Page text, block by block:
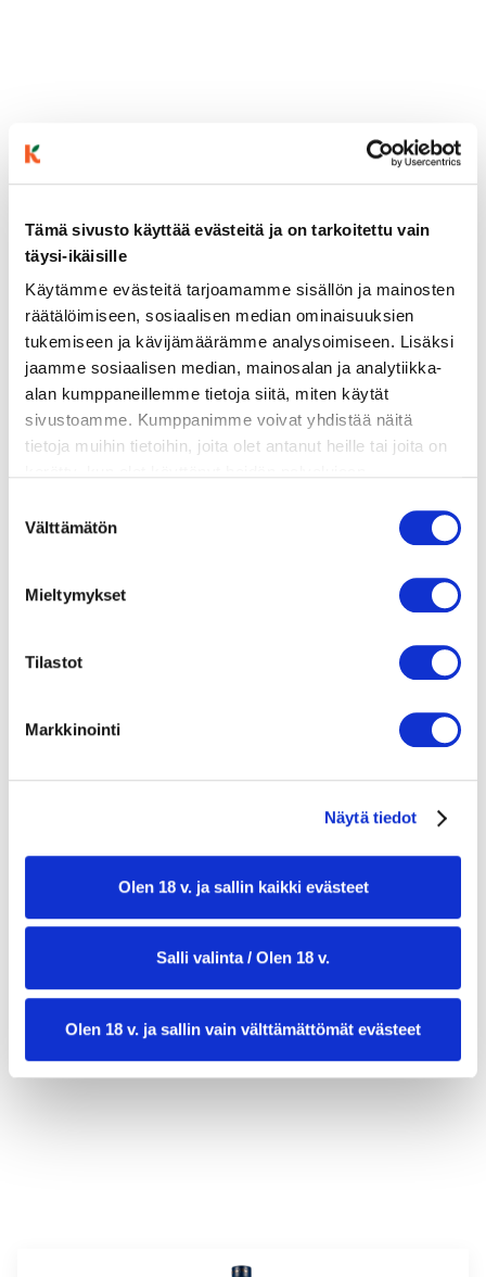
Tämä sivusto käyttää evästeitä ja on tarkoitettu vain
täysi-ikäisille
Käytämme evästeitä tarjoamamme sisällön ja mainosten
räätälöimiseen, sosiaalisen median ominaisuuksien
tukemiseen ja kävijämäärämme analysoimiseen. Lisäksi
jaamme sosiaalisen median, mainosalan ja analytiikka-
alan kumppaneillemme tietoja siitä, miten käytät
sivustoamme. Kumppanimme voivat yhdistää näitä
tietoja muihin tietoihin, joita olet antanut heille tai joita on
tai vanhempi. Vahvista ikäsi käyttääksesi sivustoa.
valinta
Välttämätön
Mieltymykset
Tilastot
Markkinointi
Näytä tiedot
Olen 18 v. ja sallin kaikki evästeet
Salli valinta / Olen 18 v.
Olen 18 v. ja sallin vain välttämättömät evästeet
valmistusohje
lisätietoja
2 valkosipulinkynttä
valmistusaika:20 min
annosmäärä :4